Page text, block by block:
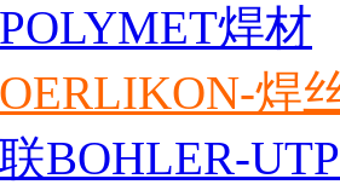
焊材
焊
BOHLER-